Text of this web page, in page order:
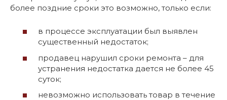
более поздние сроки это возможно, только если:
в процессе эксплуатации был выявлен
существенный недостаток;
продавец нарушил сроки ремонта – для
устранения недостатка дается не более 45
суток;
невозможно использовать товар в течение